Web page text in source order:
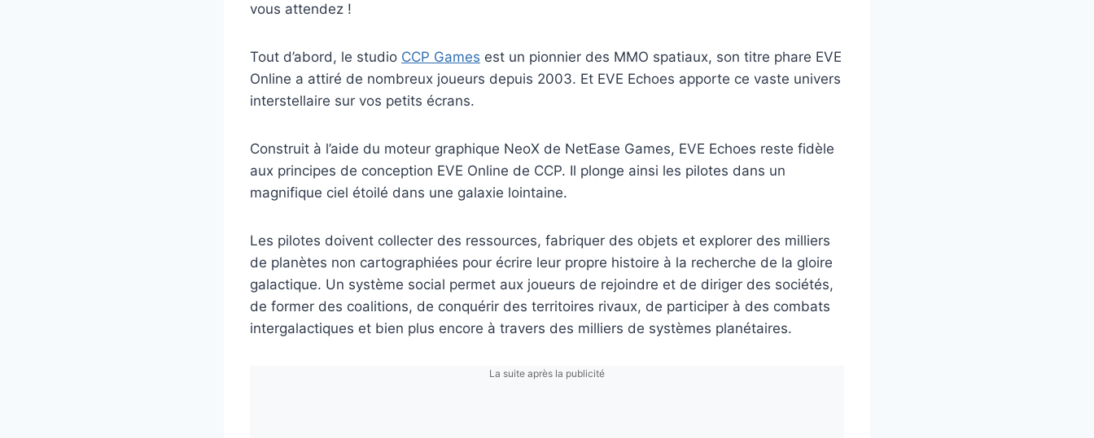
vous attendez !
Tout d’abord, le studio CCP Games est un pionnier des MMO spatiaux, son titre phare EVE
Online a attiré de nombreux joueurs depuis 2003. Et EVE Echoes apporte ce vaste univers
interstellaire sur vos petits écrans.
Construit à l’aide du moteur graphique NeoX de NetEase Games, EVE Echoes reste fidèle
aux principes de conception EVE Online de CCP. Il plonge ainsi les pilotes dans un
magnifique ciel étoilé dans une galaxie lointaine.
Les pilotes doivent collecter des ressources, fabriquer des objets et explorer des milliers
de planètes non cartographiées pour écrire leur propre histoire à la recherche de la gloire
galactique. Un système social permet aux joueurs de rejoindre et de diriger des sociétés,
de former des coalitions, de conquérir des territoires rivaux, de participer à des combats
intergalactiques et bien plus encore à travers des milliers de systèmes planétaires.
La suite après la publicité